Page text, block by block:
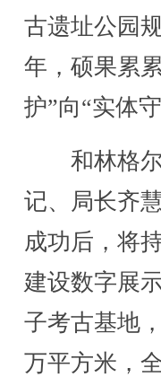
古遗址公园
年，硕果累
护”向“实体
和林格尔
记、局长齐
成功后，将
建设数字展
子考古基地
万平方米，